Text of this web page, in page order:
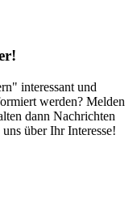
interessant und
werden? Melden
dann Nachrichten
über Ihr Interesse!